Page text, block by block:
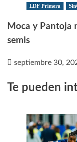
LDF Primera
Moca y Pantoja
semis
septiembre 30,
Te pueden